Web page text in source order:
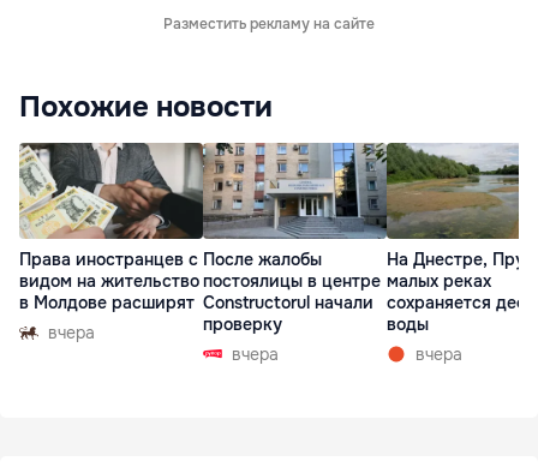
Разместить рекламу на сайте
Похожие новости
Права иностранцев с
видом на жительство
в Молдове расширят
вчера
После жалобы
постоялицы в центре
Constructorul начали
проверку
вчера
На Днестре,
малых реках
сохраняется
воды
вчера